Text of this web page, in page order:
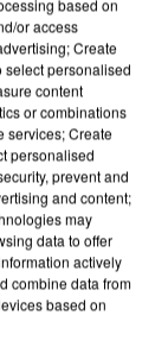
Voir plus
or access
Create
select personalised
content
or combinations
services; Create
personalised
prevent and
and content;
may
data to offer
actively
combine data from
based on